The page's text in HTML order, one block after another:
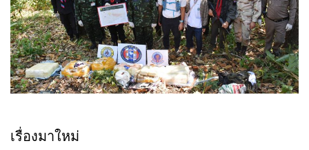
เรื่องมาใหม่